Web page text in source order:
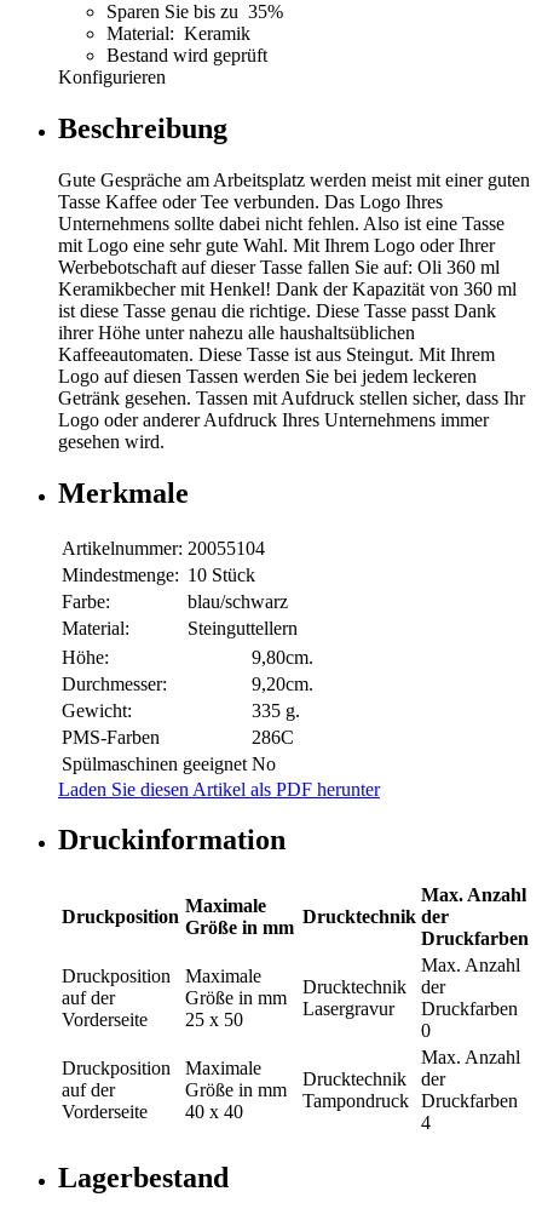
Sparen Sie bis zu 35%
Material: Keramik
Bestand wird geprüft
Konfigurieren
Beschreibung
Gute Gespräche am Arbeitsplatz werden meist mit einer guten
Tasse Kaffee oder Tee verbunden. Das Logo Ihres
Unternehmens sollte dabei nicht fehlen. Also ist eine Tasse
mit Logo eine sehr gute Wahl. Mit Ihrem Logo oder Ihrer
Werbebotschaft auf dieser Tasse fallen Sie auf: Oli 360 ml
Keramikbecher mit Henkel! Dank der Kapazität von 360 ml
ist diese Tasse genau die richtige. Diese Tasse passt Dank
ihrer Höhe unter nahezu alle haushaltsüblichen
Kaffeeautomaten. Diese Tasse ist aus Steingut. Mit Ihrem
Logo auf diesen Tassen werden Sie bei jedem leckeren
Getränk gesehen. Tassen mit Aufdruck stellen sicher, dass Ihr
Logo oder anderer Aufdruck Ihres Unternehmens immer
gesehen wird.
Merkmale
Artikelnummer: 20055104
Mindestmenge: 10 Stück
Farbe:
blau/schwarz
Material:
Steinguttellern
Höhe:
9,80cm.
Durchmesser:
9,20cm.
Gewicht:
335 g.
PMS-Farben
286C
Spülmaschinen geeignet No
Laden Sie diesen Artikel als PDF herunter
Druckinformation
Druckposition
Maximale
Größe in mm
Drucktechnik
Max. Anzahl
der
Druckfarben
Druckposition
auf der
Vorderseite
Maximale
Größe in mm
25 x 50
Drucktechnik
Lasergravur
Max. Anzahl
der
Druckfarben
0
Druckposition
auf der
Vorderseite
Maximale
Größe in mm
40 x 40
Drucktechnik
Tampondruck
Max. Anzahl
der
Druckfarben
4
Lagerbestand